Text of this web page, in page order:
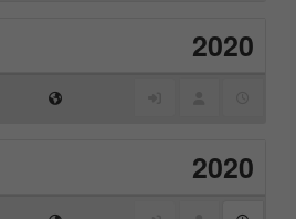
2020
2020